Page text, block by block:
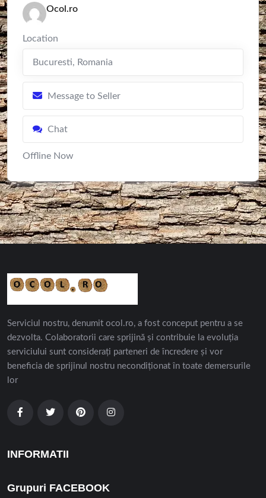
Ocol.ro
Location
Bucuresti, Romania
Message to Seller
Chat
Offline Now
Serviciul nostru, denumit ocol.ro, a fost conceput pentru a se
dezvolta. Colaboratorii care sprijină și contribuie la evoluția
serviciului sunt considerați parteneri de încredere și vor
beneficia de sprijinul nostru necondiționat în toate demersurile
lor
INFORMATII
Grupuri FACEBOOK